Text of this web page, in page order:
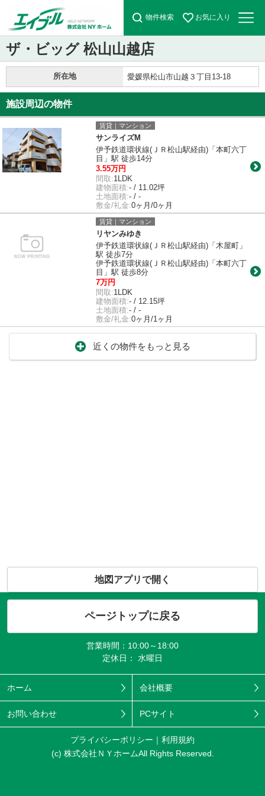
物件検索 お気に入り
ザ・ビッグ 松山山越店
所在地 愛媛県松山市山越３丁目13-18
施設周辺の物件
賃貸｜マンション
サンライズM
伊予鉄道環状線(ＪＲ松山駅経由)「本町六丁
目」駅 徒歩14分
3.55万円
間取:1LDK
建物面積:- / 11.02坪
土地面積:- / -
敷金/礼金:0ヶ月/0ヶ月
賃貸｜マンション
リヤンみゆき
伊予鉄道環状線(ＪＲ松山駅経由)「木屋町」
駅 徒歩7分
伊予鉄道環状線(ＪＲ松山駅経由)「本町六丁
目」駅 徒歩8分
7万円
間取:1LDK
建物面積:- / 12.15坪
土地面積:- / -
敷金/礼金:0ヶ月/1ヶ月
近くの物件をもっと見る
地図アプリで開く
ページトップに戻る
営業時間：10:00～18:00
定休日： 水曜日
ホーム 会社概要
お問い合わせ PCサイト
プライバシーポリシー
利用規約
(c) 株式会社ＮＹホームAll Rights Reserved.